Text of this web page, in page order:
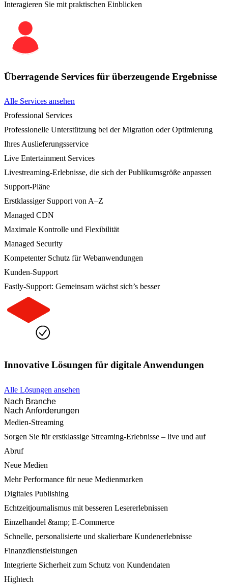
Interagieren Sie mit praktischen Einblicken
Überragende Services für überzeugende Ergebnisse
Alle Services ansehen
Professional Services
Professionelle Unterstützung bei der Migration oder Optimierung
Ihres Auslieferungsservice
Live Entertainment Services
Livestreaming-Erlebnisse, die sich der Publikumsgröße anpassen
Support-Pläne
Erstklassiger Support von A–Z
Managed CDN
Maximale Kontrolle und Flexibilität
Managed Security
Kompetenter Schutz für Webanwendungen
Kunden-Support
Fastly-Support: Gemeinsam wächst sich’s besser
Innovative Lösungen für digitale Anwendungen
Alle Lösungen ansehen
Nach Branche
Nach Anforderungen
Medien-Streaming
Sorgen Sie für erstklassige Streaming-Erlebnisse – live und auf
Abruf
Neue Medien
Mehr Performance für neue Medienmarken
Digitales Publishing
Echtzeitjournalismus mit besseren Lesererlebnissen
Einzelhandel &amp; E-Commerce
Schnelle, personalisierte und skalierbare Kundenerlebnisse
Finanzdienstleistungen
Integrierte Sicherheit zum Schutz von Kundendaten
Hightech